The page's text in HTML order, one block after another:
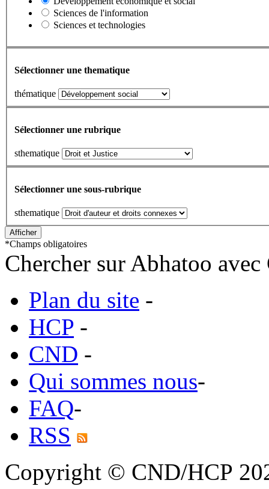
Sciences de l'information
Sciences et technologies
Sélectionner une thematique
thématique
Sélectionner une rubrique
sthematique
Sélectionner une sous-rubrique
sthematique
*Champs obligatoires
Chercher sur Abhatoo
Plan du site -
HCP -
CND -
Qui sommes nous-
FAQ-
RSS
Copyright © CND/HCP